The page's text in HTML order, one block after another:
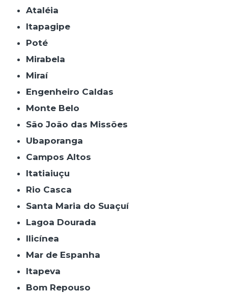
Ataléia
Itapagipe
Poté
Mirabela
Miraí
Engenheiro Caldas
Monte Belo
São João das Missões
Ubaporanga
Campos Altos
Itatiaiuçu
Rio Casca
Santa Maria do Suaçuí
Lagoa Dourada
Ilicínea
Mar de Espanha
Itapeva
Bom Repouso